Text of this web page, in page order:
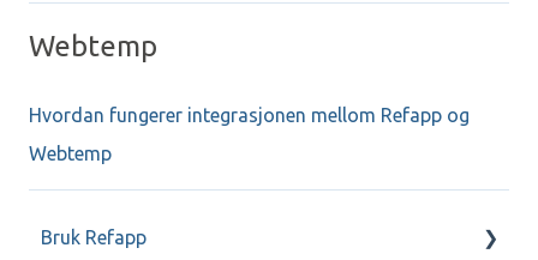
Webtemp
Hvordan fungerer integrasjonen mellom Refapp og
Webtemp
Bruk Refapp